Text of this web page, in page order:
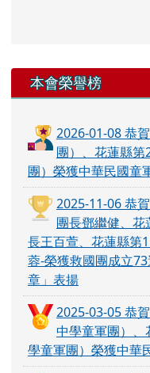
左邊區域內容
本會榮譽榜
2026-01-08 恭
團）、花蓮縣
團）榮獲中華民國童
2025-11-06 恭
團長鄧繼健、
長王百萱、花蓮縣第
蓉-榮獲救國團成立
章」表揚
2025-03-05 恭
中學童軍團）、
學童軍團）榮獲中華